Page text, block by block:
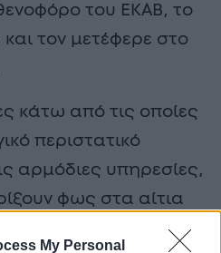
My Personal
του ΕΚΑΒ, το
τον μετέφερε στο
κάτω από τις οποίες
περιστατικό
αρμόδιες υπηρεσίες,
φως στα αίτια